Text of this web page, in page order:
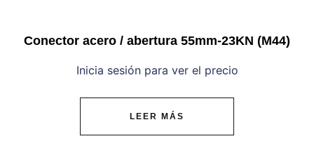
Conector acero / abertura 55mm-23KN (M44)
Inicia sesión para ver el precio
LEER MÁS